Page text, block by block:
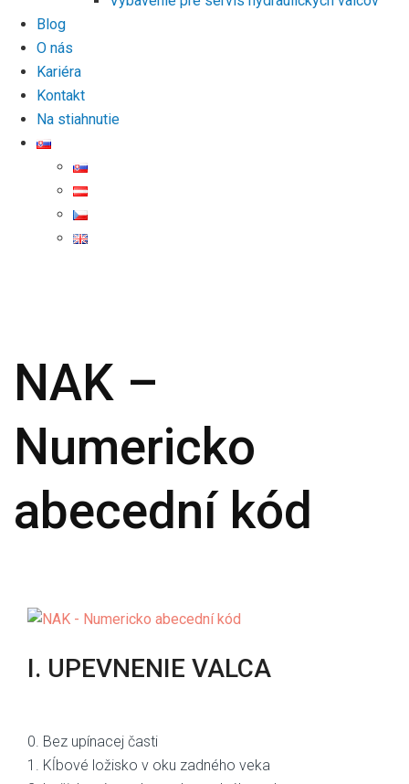
Blog
O nás
Kariéra
Kontakt
Na stiahnutie
NAK –
Numericko
abecední kód
I. UPEVNENIE VALCA
0. Bez upínacej časti
1. Kĺbové ložisko v oku zadného veka